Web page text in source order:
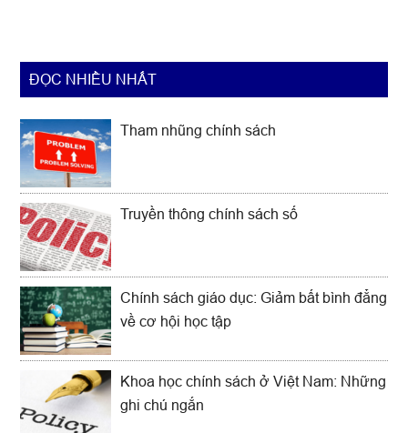
ĐỌC NHIỀU NHẤT
Tham nhũng chính sách
Truyền thông chính sách số
Chính sách giáo dục: Giảm bất bình đẳng
về cơ hội học tập
Khoa học chính sách ở Việt Nam: Những
ghi chú ngắn